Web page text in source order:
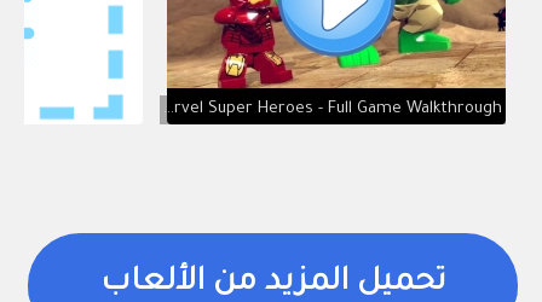
LEGO Marvel Super Heroes - Full Game Walkthrough
تحميل المزيد من الألعاب